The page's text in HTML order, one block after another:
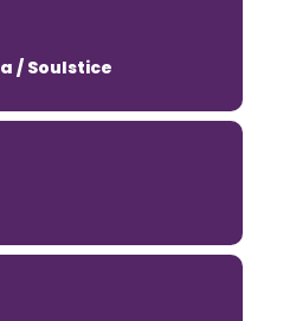
/ Soulstice